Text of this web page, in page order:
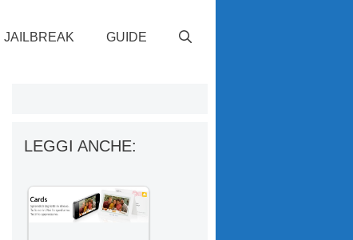
JAILBREAK GUIDE
LEGGI ANCHE: